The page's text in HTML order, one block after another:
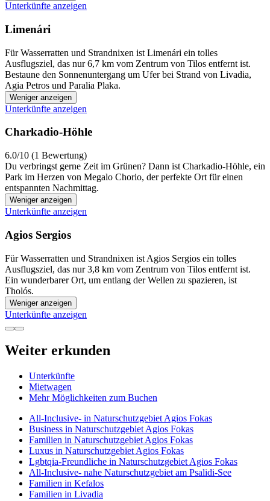
Unterkünfte anzeigen
Limenári
Für Wasserratten und Strandnixen ist Limenári ein tolles
Ausflugsziel, das nur 6,7 km vom Zentrum von Tilos entfernt ist.
Bestaune den Sonnenuntergang um Ufer bei Strand von Livadia,
Agia Petros und Paralia Plaka.
Weniger anzeigen
Unterkünfte anzeigen
Charkadio-Höhle
6.0/10 (1 Bewertung)
Du verbringst gerne Zeit im Grünen? Dann ist Charkadio-Höhle, ein
Park im Herzen von Megalo Chorio, der perfekte Ort für einen
entspannten Nachmittag.
Weniger anzeigen
Unterkünfte anzeigen
Agios Sergios
Für Wasserratten und Strandnixen ist Agios Sergios ein tolles
Ausflugsziel, das nur 3,8 km vom Zentrum von Tilos entfernt ist.
Ein wunderbarer Ort, um entlang der Wellen zu spazieren, ist
Tholós.
Weniger anzeigen
Unterkünfte anzeigen
Weiter erkunden
Unterkünfte
Mietwagen
Mehr Möglichkeiten zum Buchen
All-Inclusive- in Naturschutzgebiet Agios Fokas
Business in Naturschutzgebiet Agios Fokas
Familien in Naturschutzgebiet Agios Fokas
Luxus in Naturschutzgebiet Agios Fokas
Lgbtqia-Freundliche in Naturschutzgebiet Agios Fokas
All-Inclusive- nahe Naturschutzgebiet am Psalidi-See
Familien in Kefalos
Familien in Livadia